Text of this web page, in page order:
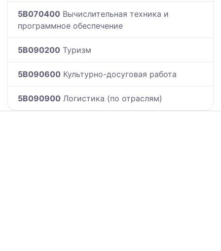
5B070400 Вычислительная техника и
программное обеспечение
5B090200 Туризм
5B090600 Культурно-досуговая работа
5B090900 Логистика (по отраслям)